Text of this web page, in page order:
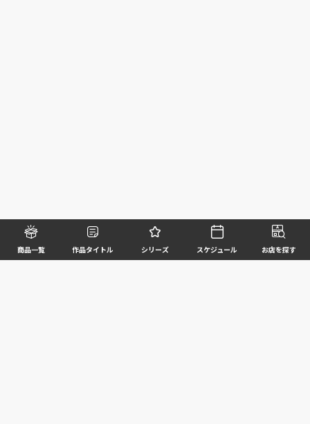
商品一覧 作品タイトル シリーズ スケジュール お店を探す